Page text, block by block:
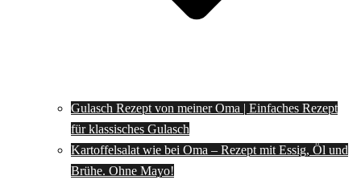
Gulasch Rezept von meiner Oma | Einfaches Rezept
für klassisches Gulasch
Kartoffelsalat wie bei Oma – Rezept mit Essig, Öl und
Brühe. Ohne Mayo!